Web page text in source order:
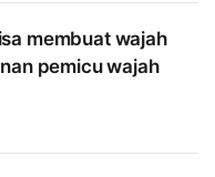
membuat wajah
pemicu wajah